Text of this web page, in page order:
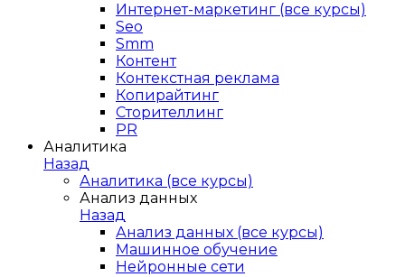
Интернет-маркетинг (все курсы)
Seo
Smm
Контент
Контекстная реклама
Копирайтинг
Сторителлинг
PR
Аналитика
Назад
Аналитика (все курсы)
Анализ данных
Назад
Анализ данных (все курсы)
Машинное обучение
Нейронные сети